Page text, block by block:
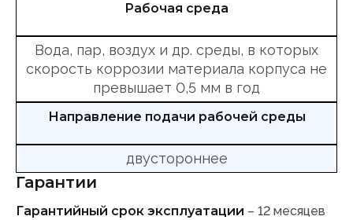
Рабочая среда
Вода, пар, воздух и др. среды, в которых
скорость коррозии материала корпуса не
превышает 0,5 мм в год
Направление подачи рабочей среды
двустороннее
Гарантии
Гарантийный срок эксплуатации – 12 месяцев